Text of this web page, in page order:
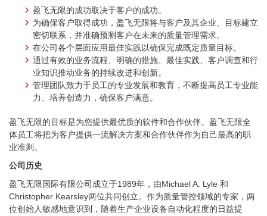
盈飞无限的成功取决于客户的成功。
为确保客户取得成功，盈飞无限将与客户及其企业、目标建立
密切联系，并准确预测客户在未来的质量管理需求。
在公司各个层面应用最佳实践以确保完成既定质量目标。
通过有效的业务流程、明确的措施、最佳实践、客户调查和行
业知识推动业务的持续改进和创新。
管理团队致力于员工的专业发展和教育，不断提高员工专业能
力、培养创造力，确保客户满意。
盈飞无限的目标是为您提供最优质的软件和合作伙伴。盈飞无限全
体员工将把为客户提供一流解决方案和合作伙伴作为自己最高的职
业准则。
公司历史
盈飞无限国际有限公司成立于1989年，由Michael A. Lyle 和
Christopher Kearsley两位共同创立。作为质量管控领域的专家，两
位创始人敏感地意识到，随着生产企业设备自动化程度的日益提